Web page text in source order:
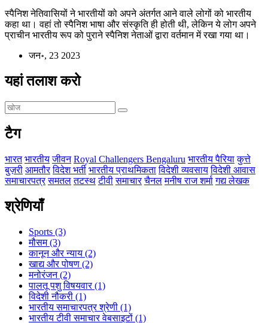
स्पैनिश नेतिवासियों ने भारतीयों को अपने अंतर्गत आने वाले लोगों को भारतीय
कहा था। वहां तो स्पैनिश भाषा और संस्कृति ही होती थी, लेकिन ये लोग अपने
प्राचीन भारतीय रूप को पुराने स्पैनिश नेताओं द्वारा वर्तमान में रखा गया था।
जन॰, 23 2023
यहां तलाश करो
टैग
भारत भारतीय जीवन Royal Challengers Bengaluru भारतीय पैरिया कुत्ते
बुज़री आमतौर विदेश भर्ती भारतीय प्राथमिकता विदेशी व्यवसाय विदेशी आवास
समाचारपत्र समतल तटस्थ टीवी समाचार चैनल मनीष राज शर्मा गद्य लेखक
श्रेणियाँ
Sports (3)
मौसम(3)
कानून और न्याय (2)
खाद्य और पोषण (2)
मनोरंजन(2)
पालतू पशु विषयवार(1)
विदेशी नौकरी (1)
भारतीय समाचारपत्र श्रेणी (1)
भारतीय टीवी समाचार वेबसाइटों (1)